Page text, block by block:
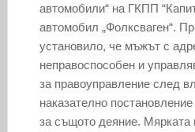
автомобили“ на ГКПП
автомобил „Фолксваген“.
установило, че мъжът с
неправоспособен и
за правоуправление след
наказателно
за същото деяние. Мярката